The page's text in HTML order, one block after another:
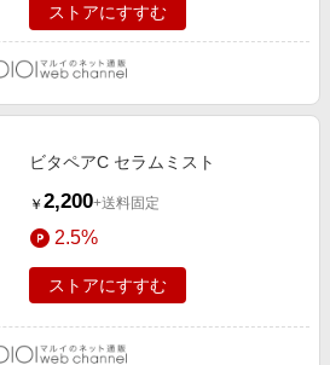
ストアにすすむ
ビタペアC セラムミスト
￥ 2,200+送料固定
2.5%
ストアにすすむ